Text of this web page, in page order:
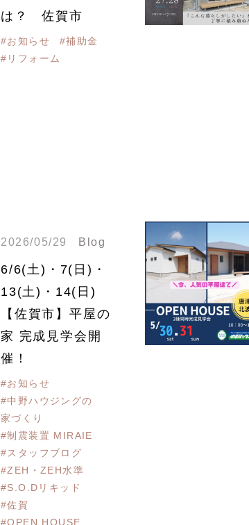
は？ 佐賀市
#お知らせ
#補助金
#リフォーム
2026/05/29 Blog
6/6(土)・7(日)・
13(土)・14(日)
【佐賀市】平屋の
家 完成見学会開
催！
#お知らせ
#中野ハウジングの
家づくり
#制震装置 MIRAIE
#スタッフブログ
#ZEH・ZEH水準
#S.O.Dリキッド
#佐賀
#OPEN HOUSE